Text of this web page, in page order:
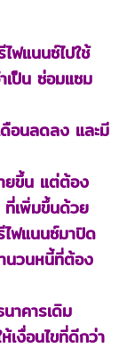
ฟแนนซ์ไปใช้
เป็น ซ่อมแซม
ดือนลดลง และมี
ยขึ้น แต่ต้อง
ที่เพิ่มขึ้นด้วย
ฟแนนซ์มาปิด
นวนหนี้ที่ต้อง
าคารเดิม
เงื่อนไขที่ดีกว่า